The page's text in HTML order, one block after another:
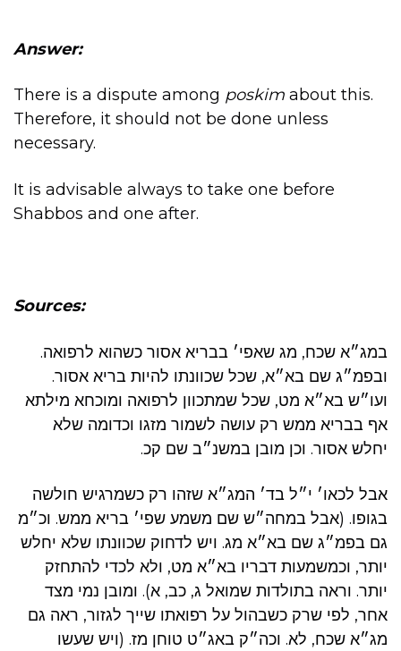
Answer:
There is a dispute among poskim about this.
Therefore, it should not be done unless
necessary.
It is advisable always to take one before
Shabbos and one after.
Sources:
במג״א שכח, מג שאפי׳ בבריא אסור כשהוא לרפואה.
ובפמ״ג שם בא״א, שכל שכוונתו להיות בריא אסור.
ועו״ש בא״א מט, שכל שמתכוון לרפואה ומוכחא מילתא
אף בבריא ממש רק עושה לשמור מזגו וכדומה שלא
יחלש אסור. וכן מובן במשנ״ב שם קכ.
אבל לכאו׳ י״ל בד׳ המג״א שזהו רק כשמרגיש חולשה
בגופו. (אבל במחה״ש שם משמע שפי׳ בריא ממש. וכ״מ
גם בפמ״ג שם בא״א מג. ויש לדחוק שכוונתו שלא יחלש
יותר, וכמשמעות דבריו בא״א מט, ולא לכדי להתחזק
יותר. וראה בתולדות שמואל ג, כב, א). ומובן נמי מצד
אחר, לפי שרק כשבהול על רפואתו שייך לגזור, ראה גם
מג״א שכח, לא. וכה״ק באג״ט טוחן מז. (ויש שעשו